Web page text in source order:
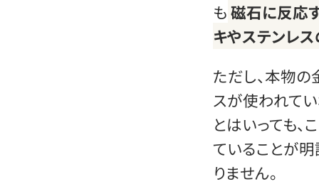
も磁石に反応
キやステンレ
ただし、本物
スが使われて
とはいっても
ていることが
りません。